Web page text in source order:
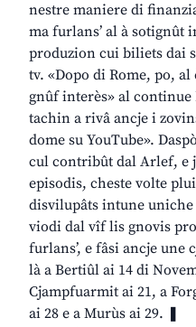
nestre maniere di
ma furlans’ al à sotignût
produzion cui biliets dai
tv. «Dopo di Rome, po,
gnûf interès» al continue
tachin a rivâ ancje i
dome su YouTube».
cul contribût dal Arlef, e
episodis, cheste volte
disvilupâts intune
viodi dal vîf lis gnovis
furlans’, e fâsi ancje une
là a Bertiûl ai 14 di
Cjampfuarmit ai 21, a
ai 28 e a Murùs ai 29. ❚